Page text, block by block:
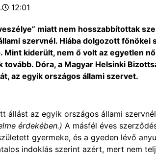
12:01
miatt nem hosszabbítottak
szervnél. Hiába dolgozott főnökei
Mint kiderült, nem ő volt az egyetlen
tovább. Dóra, a Magyar Helsinki
az egyik országos állami szervet.
állást az egyik országos állami
érdekében.) A másfél éves
gyermeke, és a gyeden lévő
indoklás szerint azért, mert nem